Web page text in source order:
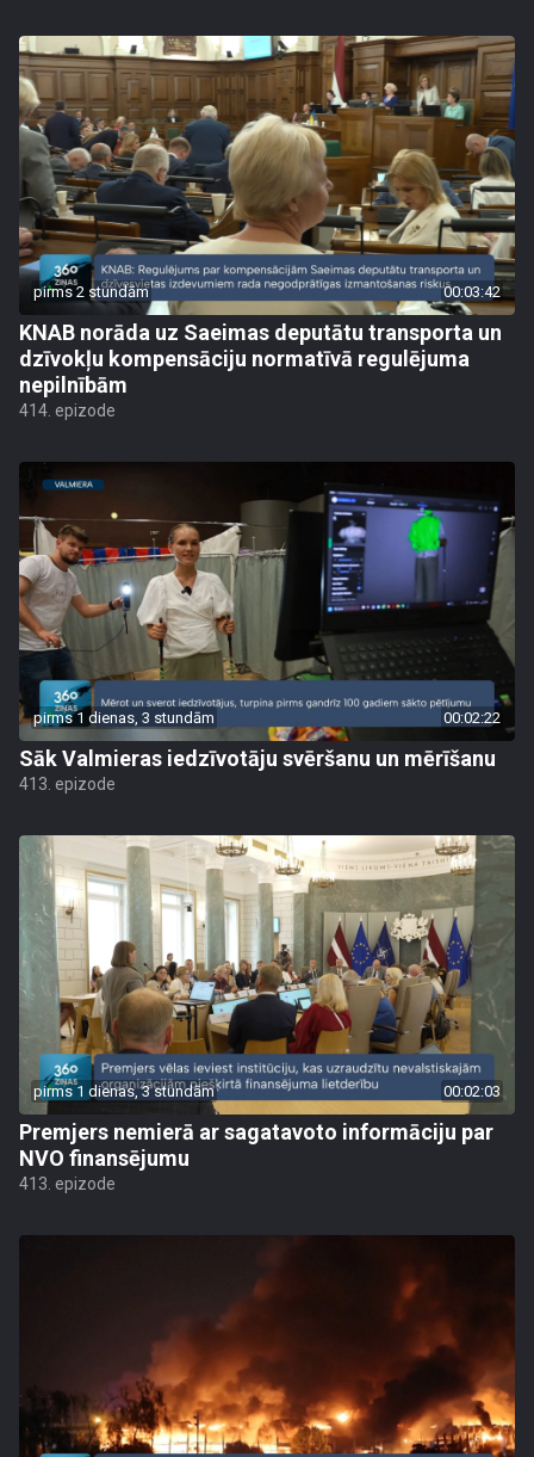
pirms 2 stundām 00:03:42
KNAB norāda uz Saeimas deputātu transporta un
dzīvokļu kompensāciju normatīvā regulējuma
nepilnībām
414. epizode
pirms 1 dienas, 3 stundām 00:02:22
Sāk Valmieras iedzīvotāju svēršanu un mērīšanu
413. epizode
pirms 1 dienas, 3 stundām 00:02:03
Premjers nemierā ar sagatavoto informāciju par
NVO finansējumu
413. epizode